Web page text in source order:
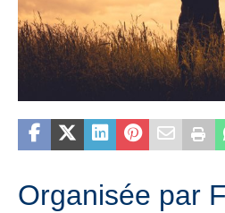
Organisée par